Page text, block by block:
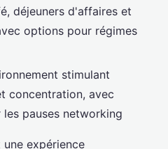
déjeuners d'affaires et
options pour régimes
stimulant
concentration, avec
pauses networking
expérience